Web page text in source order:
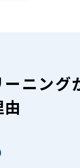
ニング